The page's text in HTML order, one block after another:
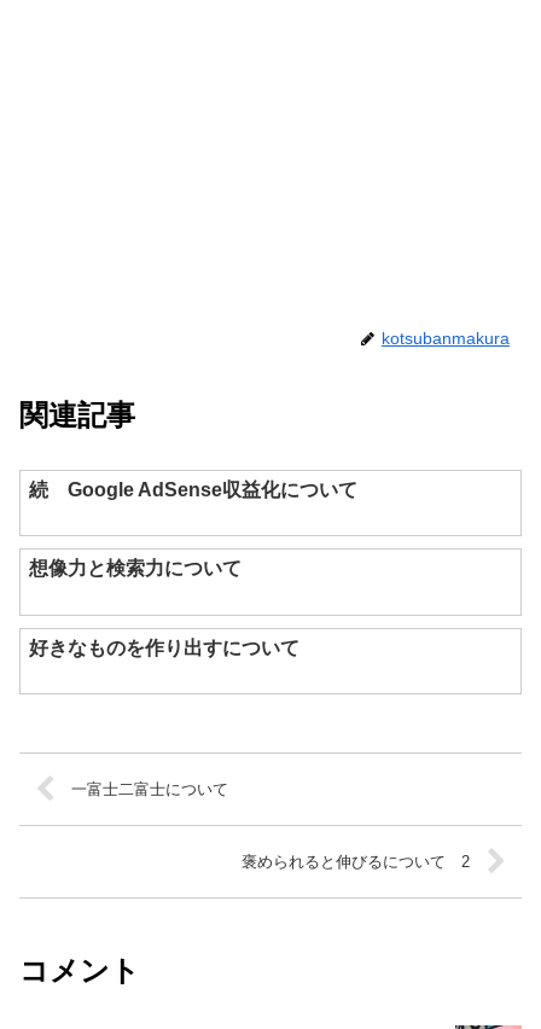
kotsubanmakura
関連記事
続 Google AdSense収益化について
想像力と検索力について
好きなものを作り出すについて
一富士二富士について
褒められると伸びるについて 2
コメント